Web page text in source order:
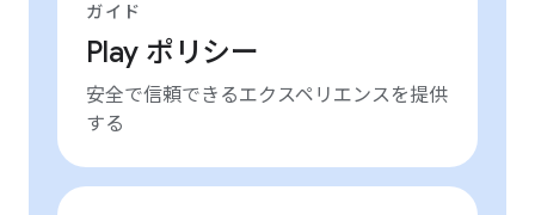
ガイド
Play ポリシー
安全で信頼できるエクスペリエンスを提供
する